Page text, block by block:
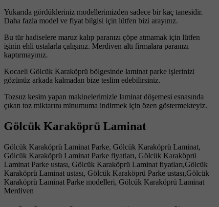
Yukarıda gördükleriniz modellerimizden sadece bir kaç tanesidir.
Daha fazla model ve fiyat bilgisi için lütfen bizi arayınız.
Bu tür hadiselere maruz kalıp paranızı çöpe atmamak için lütfen
işinin ehli ustalarla çalışınız. Merdiven altı firmalara paranızı
kaptırmayınız.
Kocaeli Gölcük Karaköprü bölgesinde laminat parke işlerinizi
gözünüz arkada kalmadan bize teslim edebilirsiniz.
Tozsuz kesim yapan makinelerimizle laminat döşemesi esnasında
çıkan toz miktarını minumuma indirmek için özen göstermekteyiz.
Gölcük Karaköprü Laminat
Gölcük Karaköprü Laminat Parke, Gölcük Karaköprü Laminat,
Gölcük Karaköprü Laminat Parke fiyatları, Gölcük Karaköprü
Laminat Parke ustası, Gölcük Karaköprü Laminat fiyatları,Gölcük
Karaköprü Laminat ustası, Gölcük Karaköprü Parke ustası,Gölcük
Karaköprü Laminat Parke modelleri, Gölcük Karaköprü Laminat
Merdiven